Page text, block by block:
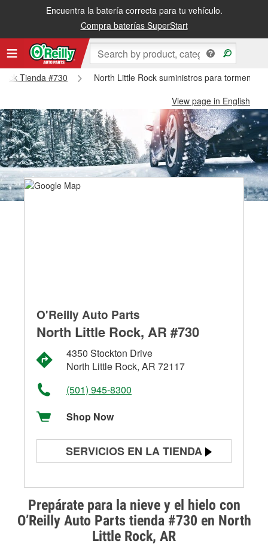
Encuentra la batería correcta para tu vehículo.
Compra baterías SuperStart
Tienda #730
North Little Rock suministros para
View page in English
Prepárate para la nieve y el hielo con
O’Reilly Auto Parts tienda #730 en North
Little Rock, AR
O'Reilly Auto Parts
North Little Rock, AR #730
4350 Stockton Drive
North Little Rock, AR 72117
(501) 945-8300
Shop Now
SERVICIOS EN LA TIENDA
Prueba de alternadores y
arrancadores
Revisión de la luz "Check Engine"